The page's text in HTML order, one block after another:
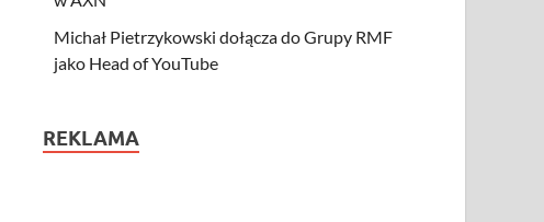
Michał Pietrzykowski dołącza do Grupy RMF
jako Head of YouTube
REKLAMA